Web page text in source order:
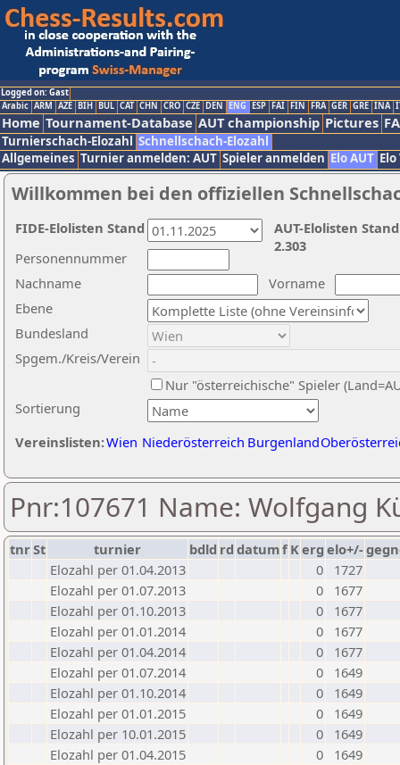
Logged on: Gast
Arabic ARM AZE BIH BUL CAT CHN CRO CZE DEN ENG ESP FAI FIN FRA GER GRE INA
Home Tournament-Database AUT championship Pictures
Turnierschach-Elozahl Schnellschach-Elozahl
Allgemeines Turnier anmelden: AUT Spieler anmelden Elo AUT
Willkommen bei den offiziellen
Nachname
Vorname
Ebene
Sortierung
Personennummer
Bundesland
Spgem./Kreis/Verein
Nur "österreichische" Spieler
Vereinslisten:Wien Niederösterreich Burgenland
AUT-Elolisten
2.303
FIDE-Elolisten Stand
Pnr:107671 Name: Wolfgang
tnrSt turnier bdld rd datumf Kerg elo+/-
Elozahl per 01.04.2013
0
1727
Elozahl per 01.07.2013
0
1677
Elozahl per 01.10.2013
0
1677
Elozahl per 01.01.2014
0
1677
Elozahl per 01.04.2014
0
1677
Elozahl per 01.07.2014
0
1649
Elozahl per 01.10.2014
0
1649
Elozahl per 01.01.2015
0
1649
Elozahl per 10.01.2015
0
1649
Elozahl per 01.04.2015
0
1649